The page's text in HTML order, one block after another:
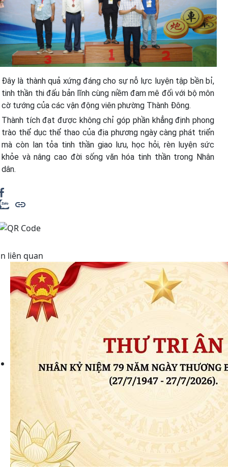
Đây là thành quả xứng đáng cho sự nỗ lực luyện tập bền bỉ,
tinh thần thi đấu bản lĩnh cùng niềm đam mê đối với bộ môn
cờ tướng của các vận động viên phường Thành Đông.
Thành tích đạt được không chỉ góp phần khẳng định phong
trào thể dục thể thao của địa phương ngày càng phát triển
mà còn lan tỏa tinh thần giao lưu, học hỏi, rèn luyện sức
khỏe và nâng cao đời sống văn hóa tinh thần trong Nhân
dân.
liên quan